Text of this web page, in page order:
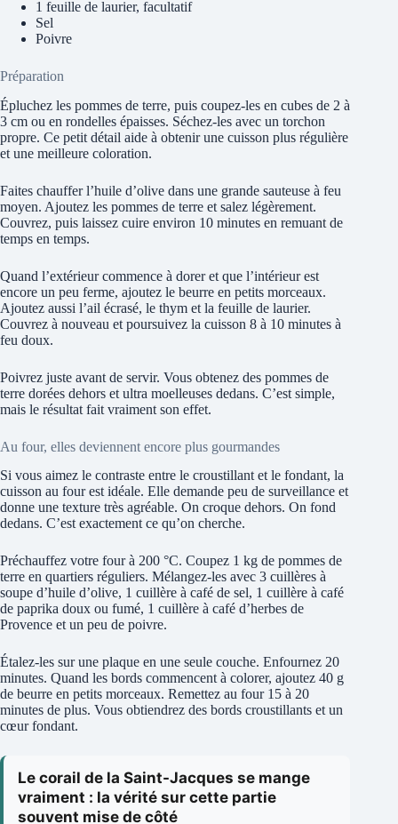
1 feuille de laurier, facultatif
Sel
Poivre
Préparation
Épluchez les pommes de terre, puis coupez-les en cubes de 2 à
3 cm ou en rondelles épaisses. Séchez-les avec un torchon
propre. Ce petit détail aide à obtenir une cuisson plus régulière
et une meilleure coloration.
Faites chauffer l’huile d’olive dans une grande sauteuse à feu
moyen. Ajoutez les pommes de terre et salez légèrement.
Couvrez, puis laissez cuire environ 10 minutes en remuant de
temps en temps.
Quand l’extérieur commence à dorer et que l’intérieur est
encore un peu ferme, ajoutez le beurre en petits morceaux.
Ajoutez aussi l’ail écrasé, le thym et la feuille de laurier.
Couvrez à nouveau et poursuivez la cuisson 8 à 10 minutes à
feu doux.
Poivrez juste avant de servir. Vous obtenez des pommes de
terre dorées dehors et ultra moelleuses dedans. C’est simple,
mais le résultat fait vraiment son effet.
Au four, elles deviennent encore plus gourmandes
Si vous aimez le contraste entre le croustillant et le fondant, la
cuisson au four est idéale. Elle demande peu de surveillance et
donne une texture très agréable. On croque dehors. On fond
dedans. C’est exactement ce qu’on cherche.
Préchauffez votre four à 200 °C. Coupez 1 kg de pommes de
terre en quartiers réguliers. Mélangez-les avec 3 cuillères à
soupe d’huile d’olive, 1 cuillère à café de sel, 1 cuillère à café
de paprika doux ou fumé, 1 cuillère à café d’herbes de
Provence et un peu de poivre.
Étalez-les sur une plaque en une seule couche. Enfournez 20
minutes. Quand les bords commencent à colorer, ajoutez 40 g
de beurre en petits morceaux. Remettez au four 15 à 20
minutes de plus. Vous obtiendrez des bords croustillants et un
cœur fondant.
Le corail de la Saint-Jacques se mange
vraiment : la vérité sur cette partie
souvent mise de côté